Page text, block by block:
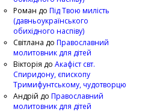
Роман до Під Твою милість
(давньоукраїнського
обихідного наспіву)
Світлана до Православний
молитовник для дітей
Вікторія до Акафіст свт.
Спиридону, єпископу
Тримифунтському, чудотворцю
Андрій до Православний
молитовник для дітей